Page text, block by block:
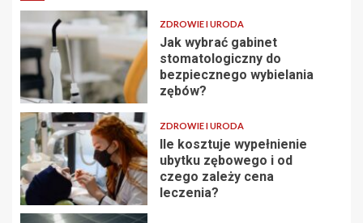
ZDROWIE I URODA
Jak wybrać gabinet
stomatologiczny do
bezpiecznego wybielania
zębów?
ZDROWIE I URODA
Ile kosztuje wypełnienie
ubytku zębowego i od
czego zależy cena
leczenia?